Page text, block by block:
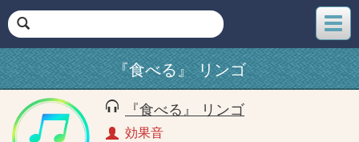
メ
ニ
ュ
ー
『食べる』 リンゴ
『食べる』 リンゴ
効果音